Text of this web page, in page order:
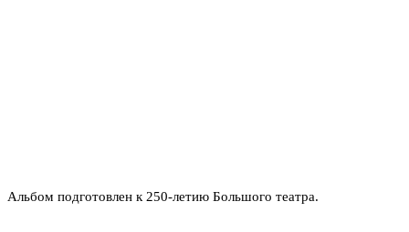
Альбом подготовлен к 250-летию Большого театра.